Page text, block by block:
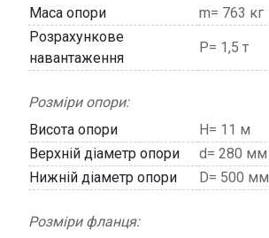
Маса опори
m= 763 кг
Розрахункове
навантаження
P= 1,5 т
Розміри опори:
Висота опори
H= 11 м
Верхній діаметр опори
d= 280 мм
Нижній діаметр опори
D= 500 мм
Розміри фланця: